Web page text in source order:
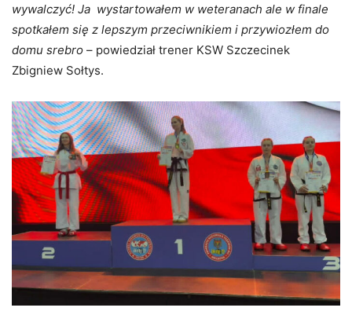
wywalczyć! Ja wystartowałem w weteranach ale w finale
spotkałem się z lepszym przeciwnikiem i przywiozłem do
domu srebro – powiedział trener KSW Szczecinek
Zbigniew Sołtys.